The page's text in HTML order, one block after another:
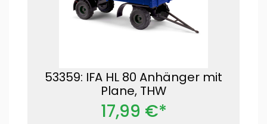
53359: IFA HL 80 Anhänger mit
Plane, THW
17,99 €*